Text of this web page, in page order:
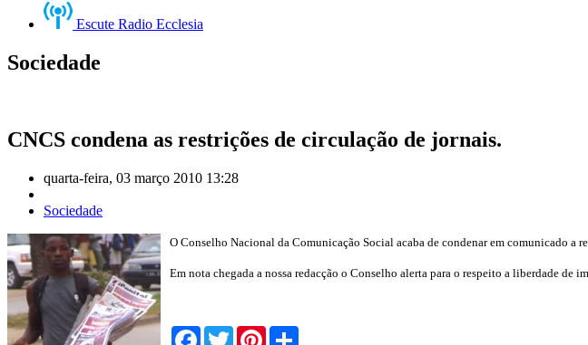
Escute Radio Ecclesia
Sociedade
CNCS condena as restrições de circulação de jornais.
quarta-feira, 03 março 2010 13:28
Sociedade
O Conselho Nacional da Comunicação Social acaba de condenar em comunicado a
Em nota chegada a nossa redacção o Conselho alerta para o respeito a liberdade de
Facebook
TwitterPinterest